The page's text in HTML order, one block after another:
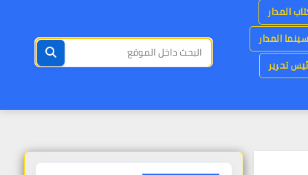
المدار
سينما المدار
تحرير